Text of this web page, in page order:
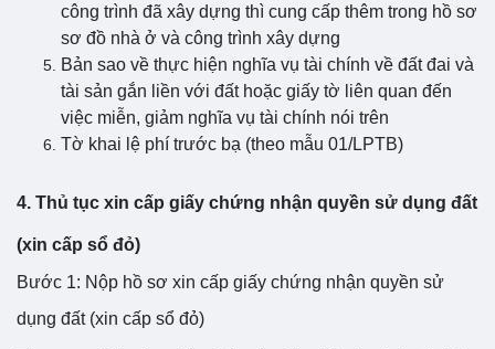
công trình đã xây dựng thì cung cấp thêm trong hồ sơ
sơ đồ nhà ở và công trình xây dựng
Bản sao về thực hiện nghĩa vụ tài chính về đất đai và
tài sản gắn liền với đất hoặc giấy tờ liên quan đến
việc miễn, giảm nghĩa vụ tài chính nói trên
Tờ khai lệ phí trước bạ (theo mẫu 01/LPTB)
4. Thủ tục xin cấp giấy chứng nhận quyền sử dụng đất
(xin cấp sổ đỏ)
Bước 1: Nộp hồ sơ xin cấp giấy chứng nhận quyền sử
dụng đất (xin cấp sổ đỏ)